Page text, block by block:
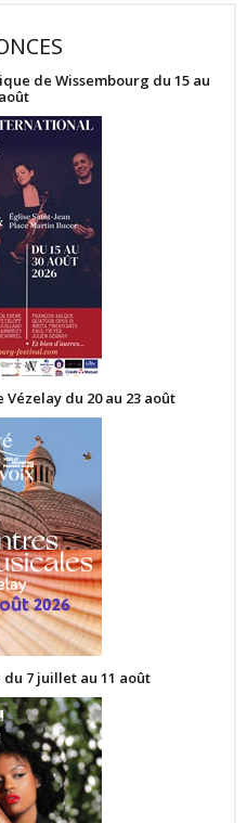
de Wissembourg du 15 au
du 20 au 23 août
7 juillet au 11 août